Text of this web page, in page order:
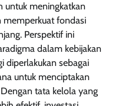
untuk meningkatkan
memperkuat fondasi
Perspektif ini
dalam kebijakan
diperlakukan sebagai
untuk menciptakan
tata kelola yang